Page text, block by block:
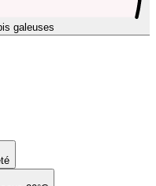
galeuses